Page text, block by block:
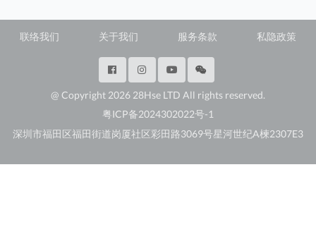
联络我们 关于我们 服务条款 私隐政策
@ Copyright 2026 28Hse LTD All rights reserved.
粤ICP备2024302022号-1
深圳市福田区福田街道岗厦社区彩田路3069号星河世纪A楝2307E3